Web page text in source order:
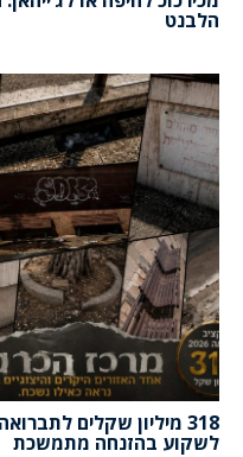
הלבנט
318 מיליון שקלים
לשקוע בהזנחה מתמשכת